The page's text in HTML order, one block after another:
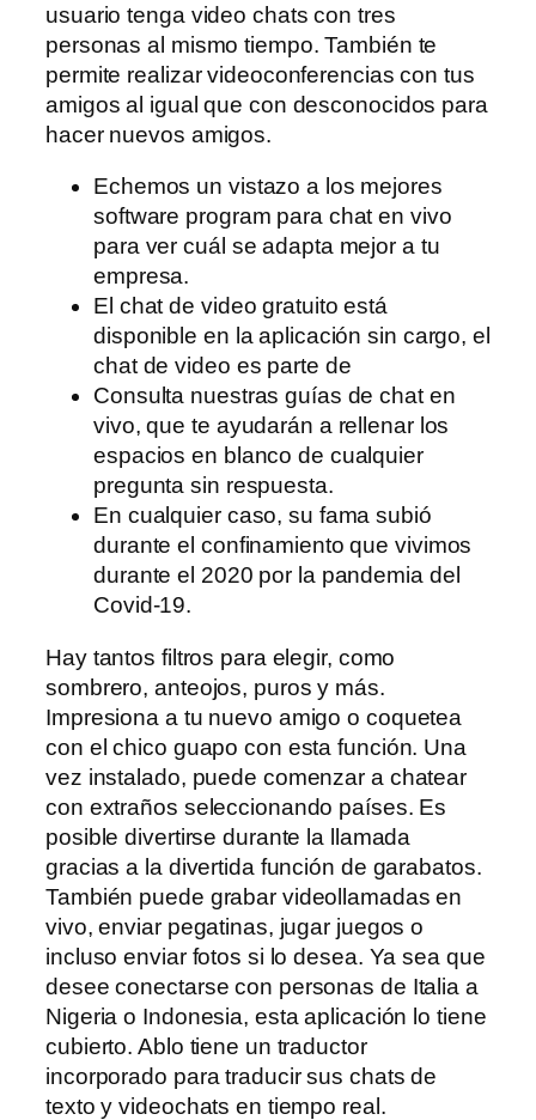
usuario tenga video chats con tres
personas al mismo tiempo. También te
permite realizar videoconferencias con tus
amigos al igual que con desconocidos para
hacer nuevos amigos.
Echemos un vistazo a los mejores
software program para chat en vivo
para ver cuál se adapta mejor a tu
empresa.
El chat de video gratuito está
disponible en la aplicación sin cargo, el
chat de video es parte de
Consulta nuestras guías de chat en
vivo, que te ayudarán a rellenar los
espacios en blanco de cualquier
pregunta sin respuesta.
En cualquier caso, su fama subió
durante el confinamiento que vivimos
durante el 2020 por la pandemia del
Covid-19.
Hay tantos filtros para elegir, como
sombrero, anteojos, puros y más.
Impresiona a tu nuevo amigo o coquetea
con el chico guapo con esta función. Una
vez instalado, puede comenzar a chatear
con extraños seleccionando países. Es
posible divertirse durante la llamada
gracias a la divertida función de garabatos.
También puede grabar videollamadas en
vivo, enviar pegatinas, jugar juegos o
incluso enviar fotos si lo desea. Ya sea que
desee conectarse con personas de Italia a
Nigeria o Indonesia, esta aplicación lo tiene
cubierto. Ablo tiene un traductor
incorporado para traducir sus chats de
texto y videochats en tiempo real.